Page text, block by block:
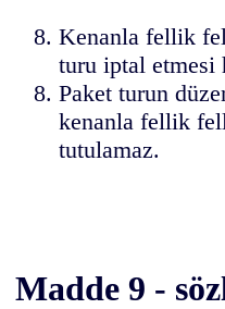
Kenanla fellik
turu iptal etmesi
Paket turun
kenanla fellik
tutulamaz.
Madde 9 -